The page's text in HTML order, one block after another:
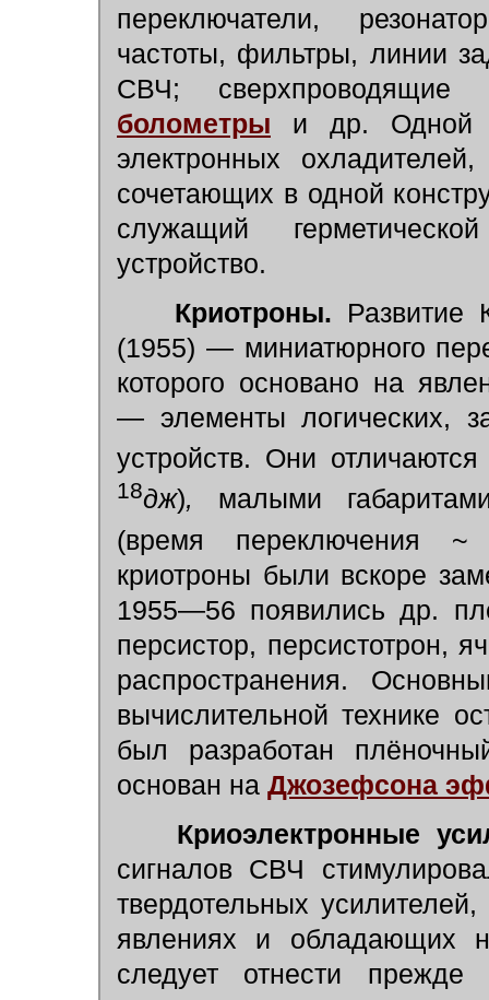
переключатели,
частоты, фильтры, линии
СВЧ; сверхпроводящие
болометры и др. Одной
электронных
сочетающих в одной
служащий
устройство.
Криотроны. Развитие
(1955) — миниатюрного
которого основано на
— элементы логических,
устройств. Они
18дж),
малыми
(время переключения
криотроны были вскоре
1955—56 появились др.
персистор, персистотрон,
распространения.
вычислительной технике
был разработан
основан на Джозефсона
Криоэлектронные
сигналов СВЧ
твердотельных
явлениях и обладающих
следует отнести